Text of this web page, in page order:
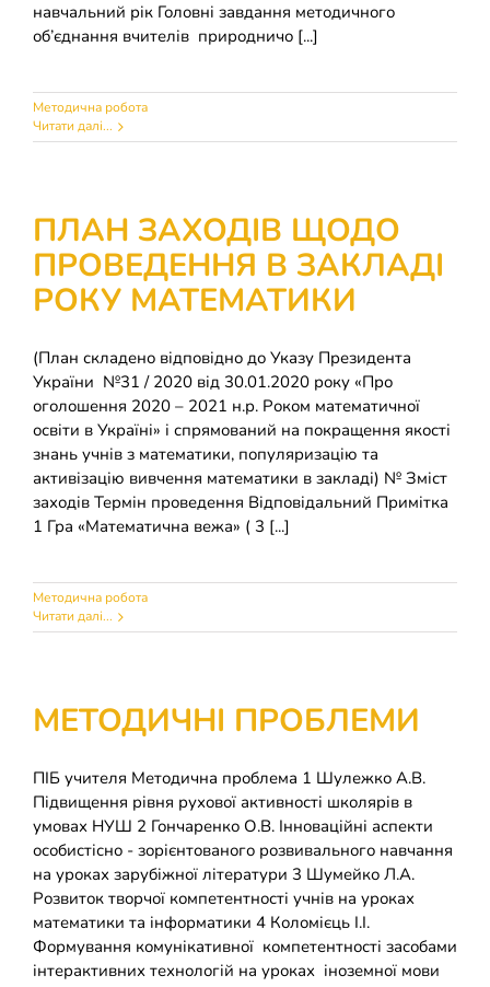
навчальний рік Головні завдання методичного
об’єднання вчителів природничо [...]
Методична робота
Читати далі...
ПЛАН ЗАХОДІВ ЩОДО
ПРОВЕДЕННЯ В ЗАКЛАДІ
РОКУ МАТЕМАТИКИ
(План складено відповідно до Указу Президента
України №31 / 2020 від 30.01.2020 року «Про
оголошення 2020 – 2021 н.р. Роком математичної
освіти в Україні» і спрямований на покращення якості
знань учнів з математики, популяризацію та
активізацію вивчення математики в закладі) № Зміст
заходів Термін проведення Відповідальний Примітка
1 Гра «Математична вежа» ( 3 [...]
Методична робота
Читати далі...
МЕТОДИЧНІ ПРОБЛЕМИ
ПІБ учителя Методична проблема 1 Шулежко А.В.
Підвищення рівня рухової активності школярів в
умовах НУШ 2 Гончаренко О.В. Інноваційні аспекти
особистісно - зорієнтованого розвивального навчання
на уроках зарубіжної літератури 3 Шумейко Л.А.
Розвиток творчої компетентності учнів на уроках
математики та інформатики 4 Коломієць І.І.
Формування комунікативної компетентності засобами
інтерактивних технологій на уроках іноземної мови